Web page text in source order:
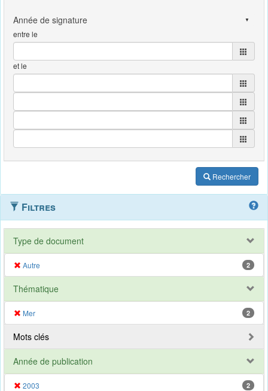
entre le
et le
Rechercher
Filtres
Type de document
Autre 2
Thématique
Mer 2
Mots clés
Année de publication
2003 2